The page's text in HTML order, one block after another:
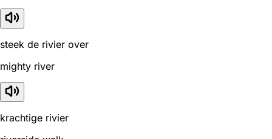
steek de rivier over
mighty river
krachtige rivier